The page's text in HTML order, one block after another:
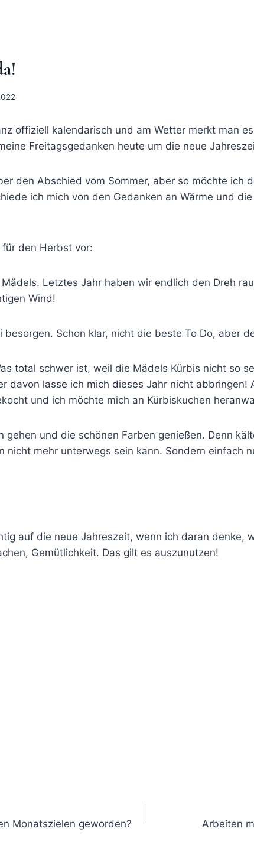
offiziell kalendarisch und am Wetter merkt man
Freitagsgedanken heute um die neue
den Abschied vom Sommer, aber so möchte ich
ich mich von den Gedanken an Wärme und
den Herbst vor:
Letztes Jahr haben wir endlich den Dreh
Wind!
besorgen. Schon klar, nicht die beste To Do, aber
total schwer ist, weil die Mädels Kürbis nicht so
davon lasse ich mich dieses Jahr nicht abbringen!
und ich möchte mich an Kürbiskuchen
gehen und die schönen Farben genießen. Denn
nicht mehr unterwegs sein kann. Sondern einfach
auf die neue Jahreszeit, wenn ich daran denke,
Gemütlichkeit. Das gilt es auszunutzen!
Monatszielen geworden? Arbeiten